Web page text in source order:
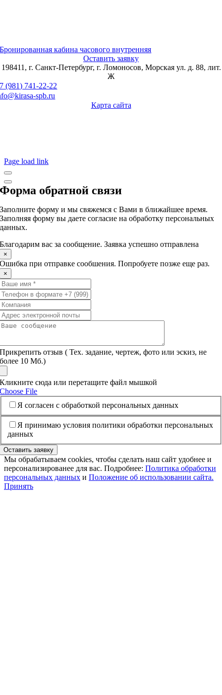
Бронированная кабина часового внутренняя
Оставить заявку
198411, г. Санкт-Петербург, г. Ломоносов, Морская ул. д. 88, лит.
Ж
(981) 741-22-22
spb.ru
Карта сайта
Page load link
Форма обратной связи
Заполните форму и мы свяжемся с Вами в ближайшее время.
Заполняя форму вы даете согласие на обработку персональных
данных.
Благодарим вас за сообщение. Заявка успешно отправлена
×
Ошибка при отправке сообшения. Попробуете позже еще раз.
×
Прикрепить отзыв ( Тех. задание, чертеж, фото или эскиз, не
более 10 Mб.)
Кликните сюда или перетащите файл мышкой
Choose File
Я согласен с обработкой персональных данных
Я принимаю условия политики обработки персональных
данных
Оставить заявку
Мы обрабатываем cookies, чтобы сделать наш сайт удобнее и
персонализированее для вас. Подробнее: Политика обработки
персональных данных и Положение об использовании сайта.
Принять